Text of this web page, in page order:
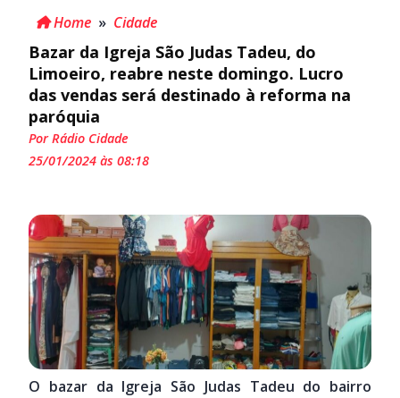
Home » Cidade
Bazar da Igreja São Judas Tadeu, do
Limoeiro, reabre neste domingo. Lucro
das vendas será destinado à reforma na
paróquia
Por Rádio Cidade
25/01/2024 às 08:18
O bazar da Igreja São Judas Tadeu do bairro